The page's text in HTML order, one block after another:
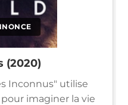
(2020)
Inconnus" utilise
imaginer la vie